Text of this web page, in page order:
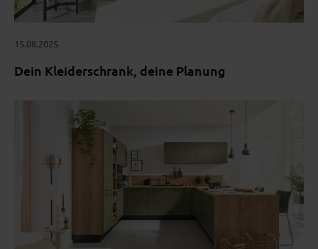
15.08.2025
Dein Kleiderschrank, deine Planung